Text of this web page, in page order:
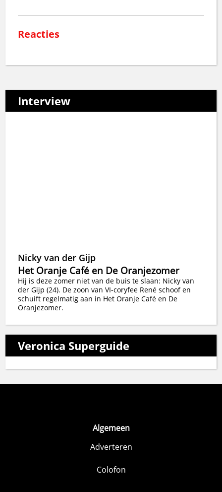
Reacties
Interview
Nicky van der Gijp
Het Oranje Café en De Oranjezomer
Hij is deze zomer niet van de buis te slaan: Nicky van
der Gijp (24). De zoon van VI-coryfee René schoof en
schuift regelmatig aan in Het Oranje Café en De
Oranjezomer.
Veronica Superguide
Algemeen
Adverteren
Colofon